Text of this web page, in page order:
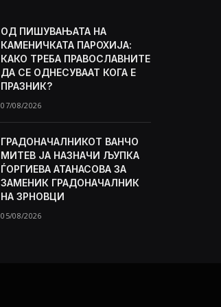
ОД ПИШУВАЊАТА НА
КАМЕНИЧКАТА ПАРОХИЈА:
КАКО ТРЕБА ПРАВОСЛАВНИТЕ
ДА СЕ ОДНЕСУВААТ КОГА Е
ПРАЗНИК?
07/08/2026
ГРАДОНАЧАЛНИКОТ ВАНЧО
МИТЕВ ЈА НАЗНАЧИ ЉУПКА
ЃОРГИЕВА АТАНАСОВА ЗА
ЗАМЕНИК ГРАДОНАЧАЛНИК
НА ЗРНОВЦИ
05/08/2026